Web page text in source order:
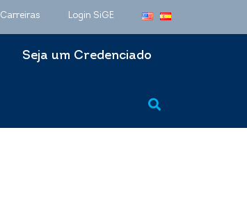
Carreiras Login SiGE
Seja um Credenciado